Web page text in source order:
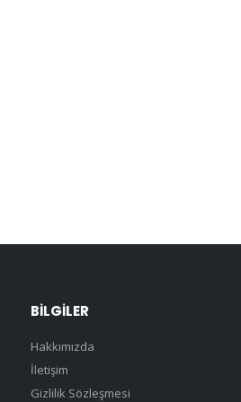
BILGILER
Hakkımızda
İletişim
Gizlilik Sözleşmesi